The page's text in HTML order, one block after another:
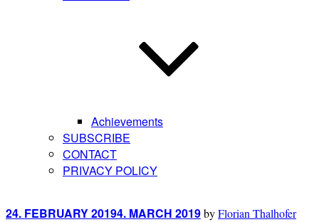
Achievements
SUBSCRIBE
CONTACT
PRIVACY POLICY
Posted
24. FEBRUARY 20194. MARCH 2019byFlorian Thalhofer